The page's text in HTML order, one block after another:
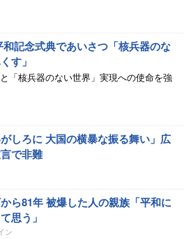
記念式典であいさつ「核兵器のな
す」
「核兵器のない世界」実現への使命を強
がしろに 大国の横暴な振る舞い」広
で非難
ら81年 被爆した人の親族「平和に
思う」
ン